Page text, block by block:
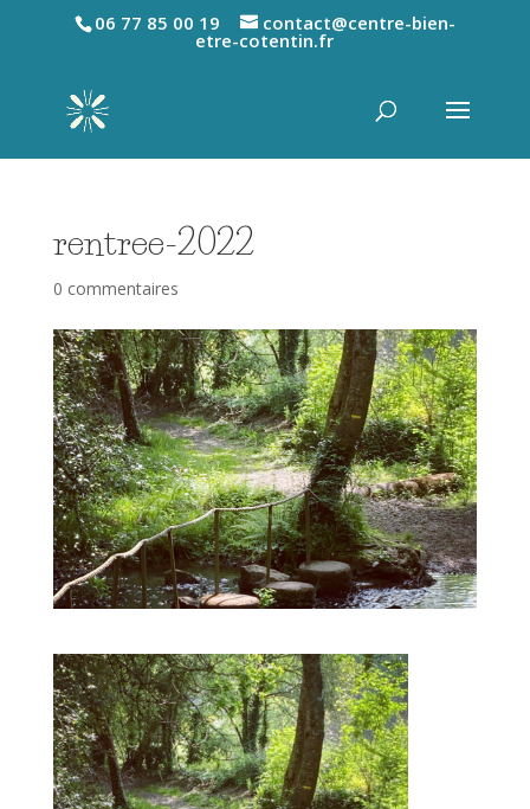
06 77 85 00 19 contact@centre-bien-
etre-cotentin.fr
rentree-2022
0 commentaires